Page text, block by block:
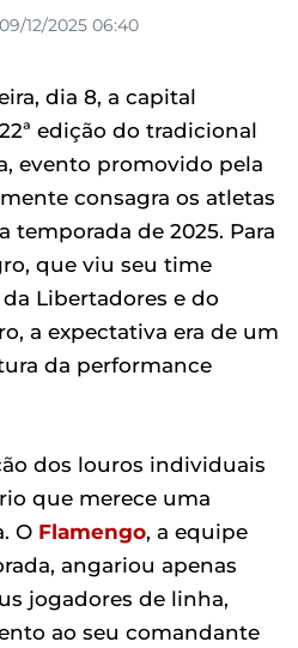
12/2025 06:40
dia 8, a capital
edição do tradicional
evento promovido pela
consagra os atletas
temporada de 2025. Para
que viu seu time
Libertadores e do
a expectativa era de um
da performance
dos louros individuais
que merece uma
O Flamengo, a equipe
angariou apenas
jogadores de linha,
ao seu comandante